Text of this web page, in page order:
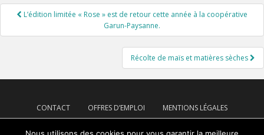
Navigation
L’édition limitée « Rose » est de retour cette année à la coopérative
Garun-Paysanne.
Récolte de maïs et matières sèches
CONTACT OFFRES D’EMPLOI MENTIONS LÉGALES
PLAN DE SITE